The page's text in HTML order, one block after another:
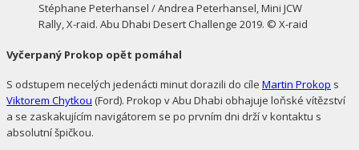
Stéphane Peterhansel / Andrea Peterhansel, Mini JCW
Rally, X-raid. Abu Dhabi Desert Challenge 2019. © X-raid
Vyčerpaný Prokop opět pomáhal
S odstupem necelých jedenácti minut dorazili do cíle Martin Prokop s
Viktorem Chytkou (Ford). Prokop v Abu Dhabi obhajuje loňské vítězství
a se zaskakujícím navigátorem se po prvním dni drží v kontaktu s
absolutní špičkou.